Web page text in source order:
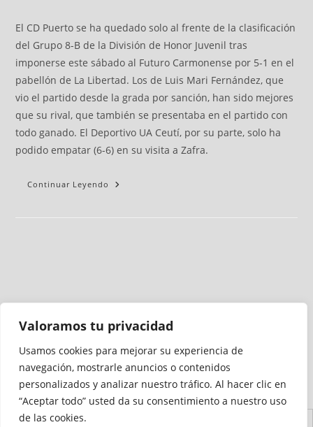
Valoramos tu privacidad
Usamos cookies para mejorar su experiencia de
navegación, mostrarle anuncios o contenidos
personalizados y analizar nuestro tráfico. Al hacer clic en
“Aceptar todo” usted da su consentimiento a nuestro uso
de las cookies.
El CD Puerto se ha quedado solo al frente de la clasificación
del Grupo 8-B de la División de Honor Juvenil tras
imponerse este sábado al Futuro Carmonense por 5-1 en el
pabellón de La Libertad. Los de Luis Mari Fernández, que
vio el partido desde la grada por sanción, han sido mejores
que su rival, que también se presentaba en el partido con
todo ganado. El Deportivo UA Ceutí, por su parte, solo ha
podido empatar (6-6) en su visita a Zafra.
Continuar Leyendo
Medio auditado por